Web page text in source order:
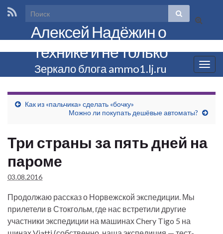
Вкл/
формы
поиска
Вкл/
выкл
Алексей Надёжин о
технике и не только
Зеркало блога ammo1.lj.ru
Как из «пальчика» сделать «бочку»
Можно ли покупать дешёвые автоматы?
Три страны за пять дней на
пароме
03.08.2016
Продолжаю рассказ о Норвежской экспедиции. Мы
прилетели в Стокгольм, где нас встретили другие
участники экспедиции на машинах Chery Tigo 5 на